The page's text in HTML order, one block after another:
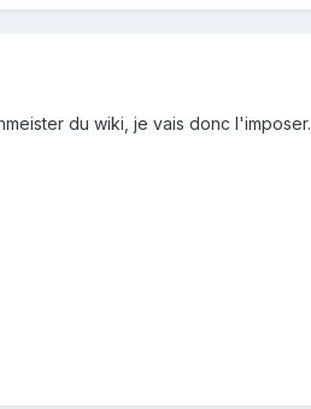
du wiki, je vais donc l'imposer.